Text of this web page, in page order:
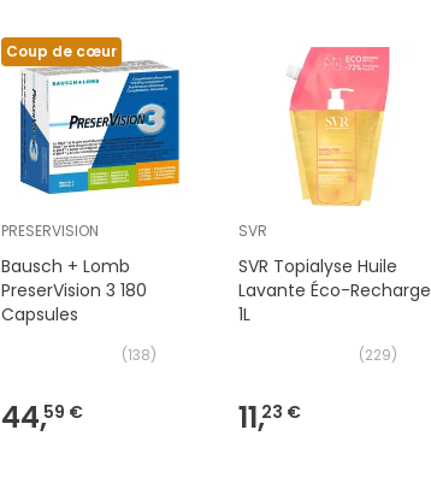
Coup de cœur
PRESERVISION
Bausch + Lomb
PreserVision 3 180
Capsules
(138)
44,59 €
SVR
SVR Topialyse Huile
Lavante Éco-Recharge
1L
(229)
11,23 €